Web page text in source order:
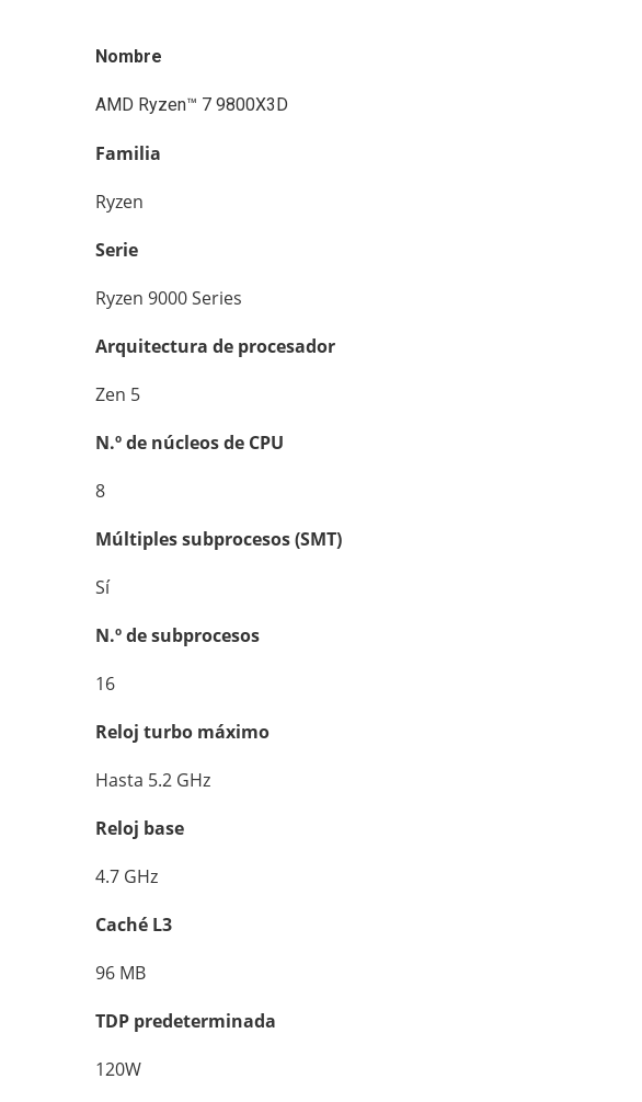
Nombre
AMD Ryzen™ 7 9800X3D
Familia
Ryzen
Serie
Ryzen 9000 Series
Arquitectura de procesador
Zen 5
N.º de núcleos de CPU
8
Múltiples subprocesos (SMT)
Sí
N.º de subprocesos
16
Reloj turbo máximo
Hasta 5.2 GHz
Reloj base
4.7 GHz
Caché L3
96 MB
TDP predeterminada
120W